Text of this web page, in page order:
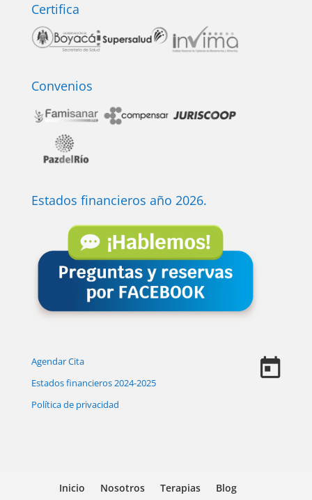
Certifica
Convenios
Estados financieros año 2026.
Agendar Cita
Estados financieros 2024-2025
Política de privacidad
Inicio Nosotros Terapias
Blog